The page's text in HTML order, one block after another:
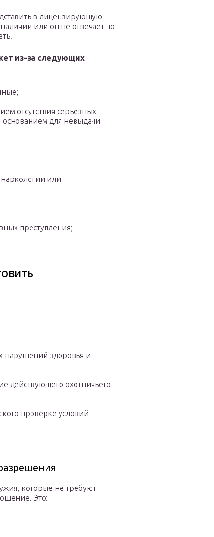
в лицензирующую
или он не отвечает по
из-за следующих
отсутствия серьезных
основанием для невыдачи
или
преступления;
нарушений здоровья и
действующего охотничьего
проверке условий
которые не требуют
Это: